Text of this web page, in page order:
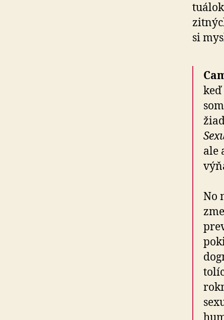
si
ale
No